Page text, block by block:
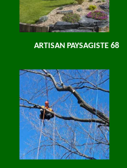
ARTISAN PAYSAGISTE 68